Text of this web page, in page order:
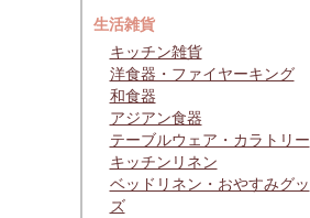
生活雑貨
キッチン雑貨
洋食器・ファイヤーキング
和食器
アジアン食器
テーブルウェア・カラトリー
キッチンリネン
ベッドリネン・おやすみグッ
ズ